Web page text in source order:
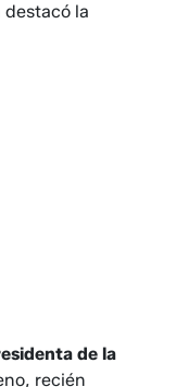
destacó la
de la
recién